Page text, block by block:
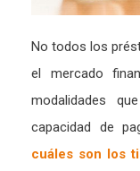
No todos los
el mercado
modalidades
capacidad de
cuáles son los